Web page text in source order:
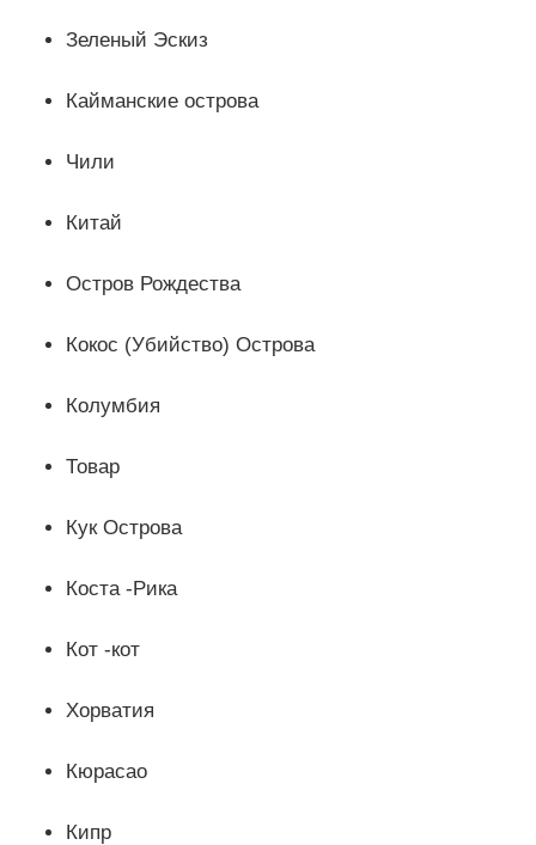
Зеленый Эскиз
Кайманские острова
Чили
Китай
Остров Рождества
Кокос (Убийство) Острова
Колумбия
Товар
Кук Острова
Коста -Рика
Кот -кот
Хорватия
Кюрасао
Кипр